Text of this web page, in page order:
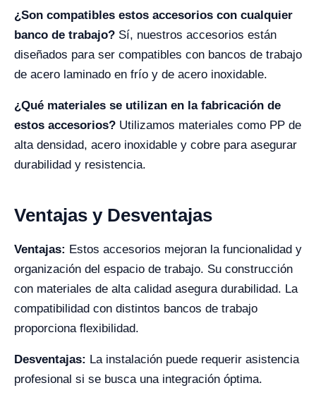
¿Son compatibles estos accesorios con cualquier
banco de trabajo? Sí, nuestros accesorios están
diseñados para ser compatibles con bancos de trabajo
de acero laminado en frío y de acero inoxidable.
¿Qué materiales se utilizan en la fabricación de
estos accesorios? Utilizamos materiales como PP de
alta densidad, acero inoxidable y cobre para asegurar
durabilidad y resistencia.
Ventajas y Desventajas
Ventajas: Estos accesorios mejoran la funcionalidad y
organización del espacio de trabajo. Su construcción
con materiales de alta calidad asegura durabilidad. La
compatibilidad con distintos bancos de trabajo
proporciona flexibilidad.
Desventajas: La instalación puede requerir asistencia
profesional si se busca una integración óptima.